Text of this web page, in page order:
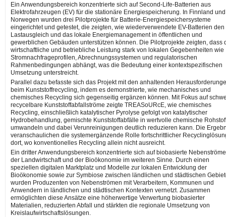
Ein Anwendungsbereich konzentrierte sich auf Second-Life-Batterien aus
Elektrofahrzeugen (EV) für die stationäre Energiespeicherung. In Finnland und
Norwegen wurden drei Pilotprojekte für Batterie-Energiespeichersysteme
eingerichtet und getestet, die zeigten, wie wiederverwendete EV-Batterien den
Lastausgleich und das lokale Energiemanagement in öffentlichen und
gewerblichen Gebäuden unterstützen können. Die Pilotprojekte zeigten, dass
wirtschaftliche und betriebliche Leistung stark von lokalen Gegebenheiten wie
Stromnachfrageprofilen, Abrechnungssystemen und regulatorischen
Rahmenbedingungen abhängt, was die Bedeutung einer kontextspezifischen
Umsetzung unterstreicht.
Parallel dazu befasste sich das Projekt mit den anhaltenden
beim Kunststoffrecycling, indem es demonstrierte, wie mechanisches und
chemisches Recycling sich gegenseitig ergänzen können. Mit Fokus auf
recycelbare Kunststoffabfallströme zeigte TREASoURcE, wie chemisches
Recycling, einschließlich katalytischer Pyrolyse gefolgt von katalytischer
Hydrobehandlung, gemischte Kunststoffabfälle in wertvolle chemische
umwandeln und dabei Verunreinigungen deutlich reduzieren kann. Die
veranschaulichen die systemergänzende Rolle fortschrittlicher
dort, wo konventionelles Recycling allein nicht ausreicht.
Ein dritter Anwendungsbereich konzentrierte sich auf biobasierte
der Landwirtschaft und der Bioökonomie im weiteren Sinne. Durch einen
speziellen digitalen Marktplatz und Modelle zur lokalen Entwicklung der
Bioökonomie sowie zur Symbiose zwischen ländlichen und städtischen
wurden Produzenten von Nebenströmen mit Verarbeitern, Kommunen und
Anwendern in ländlichen und städtischen Kontexten vernetzt. Zusammen
ermöglichten diese Ansätze eine höherwertige Verwertung biobasierter
Materialien, reduzierten Abfall und stärkten die regionale Umsetzung von
Kreislaufwirtschaftslösungen.